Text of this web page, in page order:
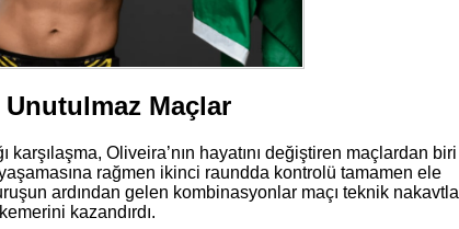
Maçlar
karşılaşma, Oliveira’nın hayatını değiştiren maçlardan biri
rağmen ikinci raundda kontrolü tamamen ele
ardından gelen kombinasyonlar maçı teknik nakavtla
kazandırdı.